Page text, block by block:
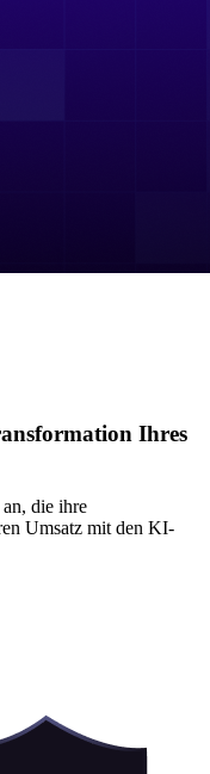
Ihres
die ihre
Umsatz mit den KI-